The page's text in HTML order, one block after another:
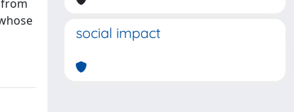
social impact